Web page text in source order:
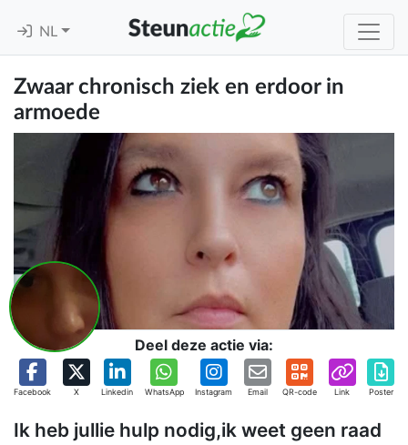
NL
Zwaar chronisch ziek en erdoor in
armoede
Deel deze actie via:
Facebook X Linkedin WhatsApp Instagram Email QR-code Link Poster
Ik heb jullie hulp nodig,ik weet geen raad